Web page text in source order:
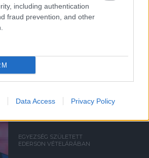
including authentication
fraud prevention, and other
Data Access Privacy Policy
CHELSEA-VEL - SAJTÓHÍR
EGYEZSÉG SZÜLETETT
EDERSON VÉTELÁRÁBAN